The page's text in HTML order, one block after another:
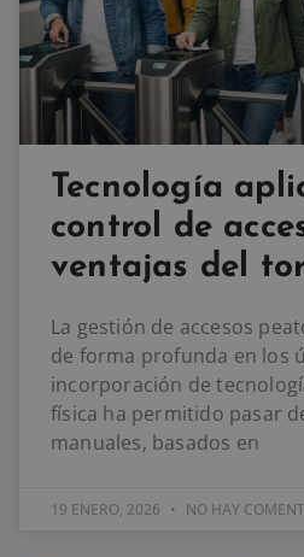
Tecnología
control de
ventajas del
La gestión de accesos
de forma profunda en los
incorporación de
física ha permitido pasar
manuales, basados en
19 ENERO, 2026 NO HAY